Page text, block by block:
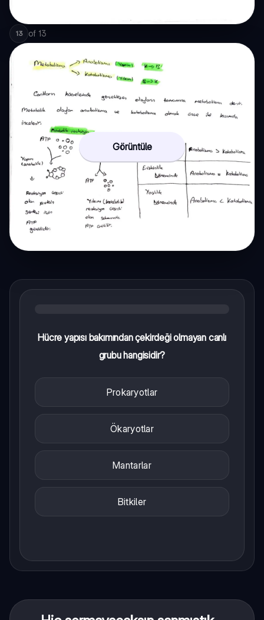
13 of 13
Görüntüle
Hücre yapısı bakımından çekirdeği olmayan canlı
grubu hangisidir?
Prokaryotlar
Ökaryotlar
Mantarlar
Bitkiler